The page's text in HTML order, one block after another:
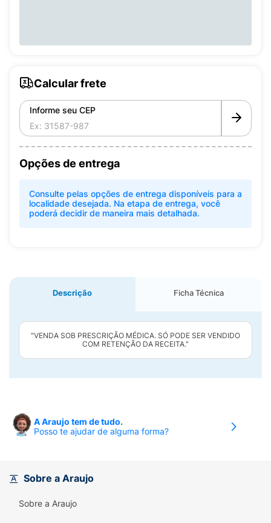
Calcular frete
Informe seu CEP
Opções de entrega
Consulte pelas opções de entrega disponíveis para a
localidade desejada. Na etapa de entrega, você
poderá decidir de maneira mais detalhada.
Descrição Ficha Técnica
"VENDA SOB PRESCRIÇÃO MÉDICA. SÓ PODE SER VENDIDO
COM RETENÇÃO DA RECEITA."
A Araujo tem de tudo.
Posso te ajudar de alguma forma?
Sobre a Araujo
Sobre a Araujo